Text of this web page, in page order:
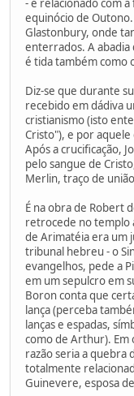
- é relacionado com
equinócio de
Glastonbury, onde
enterrados. A abadia
é tida também como
Diz-se que durante
recebido em dádiva
cristianismo (isto
Cristo"), e por aquele
Após a crucificação,
pelo sangue de
Merlin, traço de
É na obra de Robert
retrocede no templo
de Arimatéia era um
tribunal hebreu - o
evangelhos, pede a
em um sepulcro em
Boron conta que
lança (perceba
lanças e espadas,
como de Arthur). Em
razão seria a quebra
totalmente
Guinevere, esposa